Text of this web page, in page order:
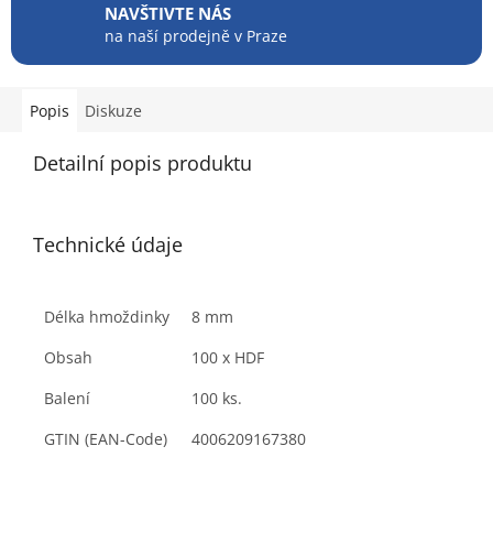
NAVŠTIVTE NÁS
na naší prodejně v Praze
Popis Diskuze
Detailní popis produktu
Technické údaje
Délka hmoždinky 8 mm
Obsah
100 x HDF
Balení
100 ks.
GTIN (EAN-Code)
4006209167380